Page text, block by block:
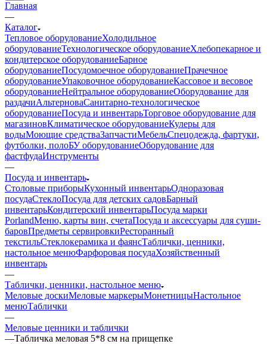
Главная
—
Каталог
Тепловое оборудованиеХолодильное
оборудованиеТехнологическое оборудованиеХлебопекарное и
кондитерское оборудованиеБарное
оборудованиеПосудомоечное оборудованиеПрачечное
оборудованиеУпаковочное оборудованиеКассовое и весовое
оборудованиеНейтральное оборудованиеОборудование для
раздачиАльтерноваСанитарно-технологическое
оборудованиеПосуда и инвентарьТорговое оборудование для
магазиновКлиматическое оборудованиеКулеры для
водыМоющие средстваЗапчастиМебельСпецодежда, фартуки,
футболки, полоБУ оборудованиеОборудование для
фастфудаИнструменты
—
Посуда и инвентарь
Столовые приборыКухонный инвентарьОдноразовая
посудаСтеклоПосуда для детских садовБарный
инвентарьКондитерский инвентарьПосуда марки
PorlandМеню, карты вин, счетаПосуда и аксессуары для суши-
баровПредметы сервировкиРесторанный
текстильСтеклокерамика и фаянсТаблички, ценники,
настольное менюФарфоровая посудаХозяйственный
инвентарь
—
Таблички, ценники, настольное меню
Меловые доскиМеловые маркерыМонетницыНастольное
менюТаблички
—
Меловые ценники и таблички
—Табличка меловая 5*8 см на прищепке